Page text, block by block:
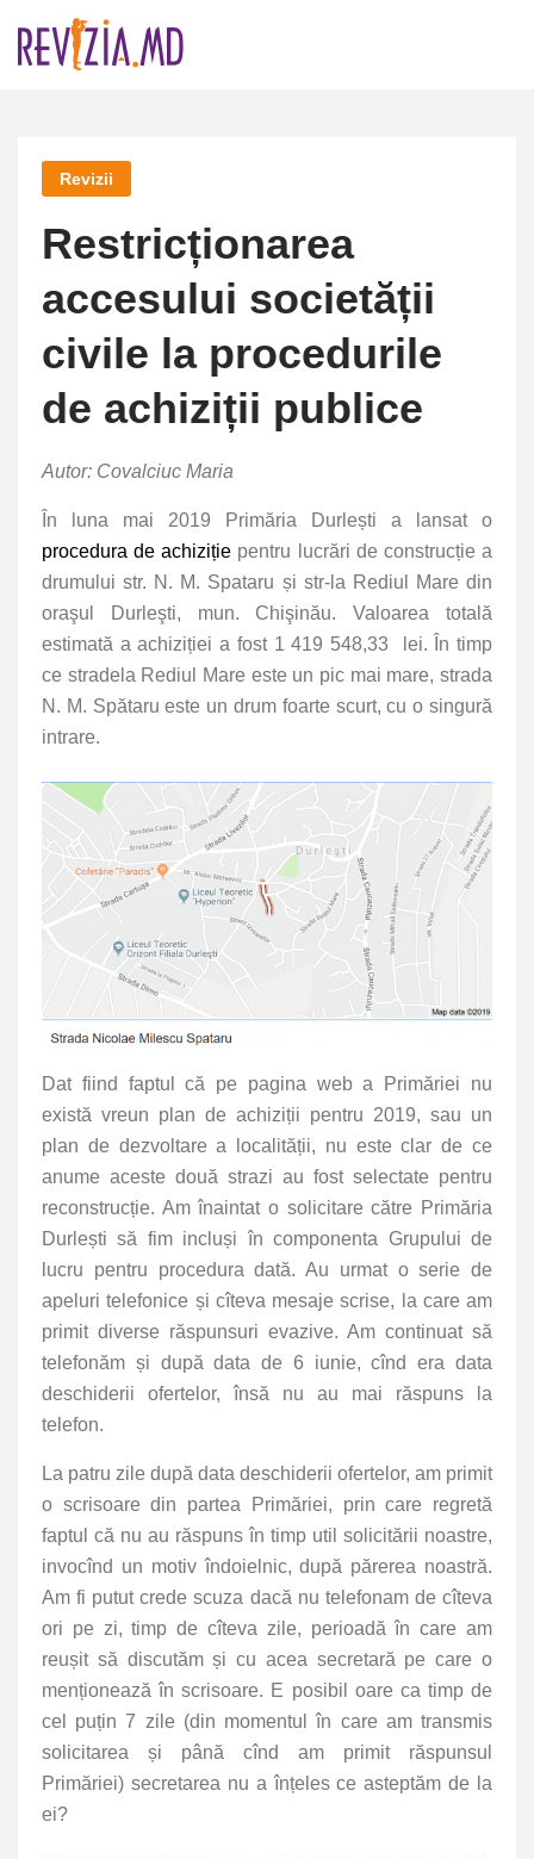
Revizii
Restricționarea
accesului societății
civile la procedurile
de achiziții publice
Autor: Covalciuc Maria
În luna mai 2019 Primăria Durlești a lansat o
procedura de achiziție pentru lucrări de construcție a
drumului str. N. M. Spataru și str-la Rediul Mare din
oraşul Durleşti, mun. Chişinău. Valoarea totală
estimată a achiziției a fost 1 419 548,33 lei. În timp
ce stradela Rediul Mare este un pic mai mare, strada
N. M. Spătaru este un drum foarte scurt, cu o singură
intrare.
Dat fiind faptul că pe pagina web a Primăriei nu
există vreun plan de achiziții pentru 2019, sau un
plan de dezvoltare a localității, nu este clar de ce
anume aceste două strazi au fost selectate pentru
reconstrucție. Am înaintat o solicitare către Primăria
Durlești să fim incluși în componenta Grupului de
lucru pentru procedura dată. Au urmat o serie de
apeluri telefonice și cîteva mesaje scrise, la care am
primit diverse răspunsuri evazive. Am continuat să
telefonăm și după data de 6 iunie, cînd era data
deschiderii ofertelor, însă nu au mai răspuns la
telefon.
La patru zile după data deschiderii ofertelor, am primit
o scrisoare din partea Primăriei, prin care regretă
faptul că nu au răspuns în timp util solicitării noastre,
invocînd un motiv îndoielnic, după părerea noastră.
Am fi putut crede scuza dacă nu telefonam de cîteva
ori pe zi, timp de cîteva zile, perioadă în care am
reușit să discutăm și cu acea secretară pe care o
menționează în scrisoare. E posibil oare ca timp de
cel puțin 7 zile (din momentul în care am transmis
solicitarea și până cînd am primit răspunsul
Primăriei) secretarea nu a înțeles ce asteptăm de la
ei?